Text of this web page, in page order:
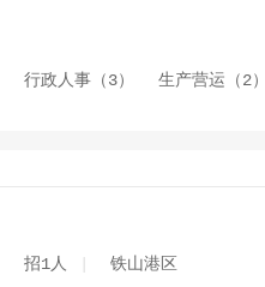
行政人事（3） 生产营运（2）
招1人 铁山港区